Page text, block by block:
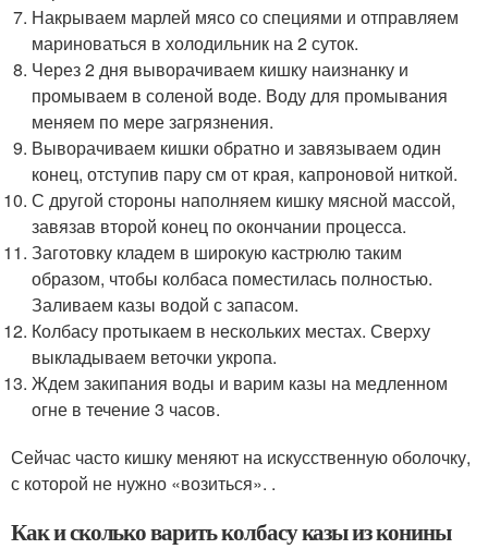
Накрываем марлей мясо со специями и отправляем
мариноваться в холодильник на 2 суток.
Через 2 дня выворачиваем кишку наизнанку и
промываем в соленой воде. Воду для промывания
меняем по мере загрязнения.
Выворачиваем кишки обратно и завязываем один
конец, отступив пару см от края, капроновой ниткой.
С другой стороны наполняем кишку мясной массой,
завязав второй конец по окончании процесса.
Заготовку кладем в широкую кастрюлю таким
образом, чтобы колбаса поместилась полностью.
Заливаем казы водой с запасом.
Колбасу протыкаем в нескольких местах. Сверху
выкладываем веточки укропа.
Ждем закипания воды и варим казы на медленном
огне в течение 3 часов.
Сейчас часто кишку меняют на искусственную оболочку,
с которой не нужно «возиться». .
Как и сколько варить колбасу казы из конины